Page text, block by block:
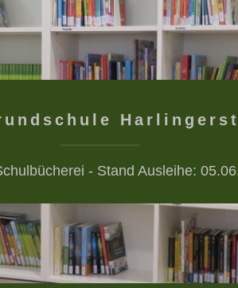
- Stand Ausleihe: